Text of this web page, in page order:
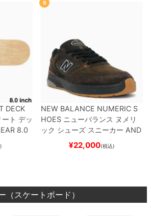
DECK
ト デッ
8.0
8
NEW BALANCE NUMERIC S
HOES ニューバランス ヌメリ
ック シューズ スニーカー AND
REW REYNOLDS 933
BROWN/BLACKスケート
¥22,000(税込)
（スケートボード）